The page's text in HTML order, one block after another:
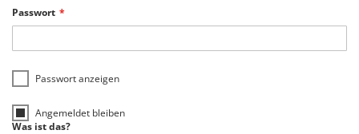
Passwort
Passwort anzeigen
Angemeldet bleiben
Was ist das?